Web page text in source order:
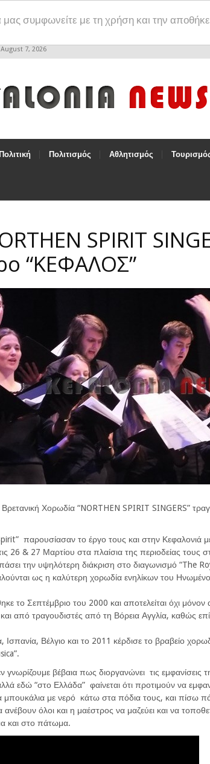
μας συμφωνείτε με τη χρήση και την
7, 2026
Πολιτική Πολιτισμός Αθλητισμός
SPIRIT
“ΚΕΦΑΛΟΣ”
Χορωδία “NORTHEN SPIRIT SINGERS”
παρουσίασαν το έργο τους και στην Κεφαλονιά
26 & 27 Μαρτίου στα πλαίσια της περιοδείας τους
την υψηλότερη διάκριση στο διαγωνισμό “The
ως η καλύτερη χορωδία ενηλίκων του
το Σεπτέμβριο του 2000 και αποτελείται όχι
από τραγουδιστές από τη Βόρεια Αγγλία, καθώς
έχει
Ισπανία, Βέλγιο και το 2011 κέρδισε το βραβείο
γνωρίζουμε βέβαια πως διοργανώνει τις
εδώ “στο Ελλάδα” φαίνεται ότι προτιμούν να
μπουκάλια με νερό κάτω στα πόδια τους, και πίσω
όλοι και η μαέστρος να μαζεύει και να
και στο πάτωμα.